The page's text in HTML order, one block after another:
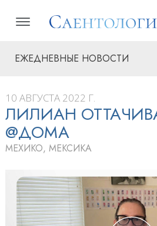
ЕЖЕДНЕВНЫЕ НОВОСТИ
10 АВГУСТА 2022 Г.
ЛИЛИАН
@ДОМА
МЕХИКО, МЕКСИКА